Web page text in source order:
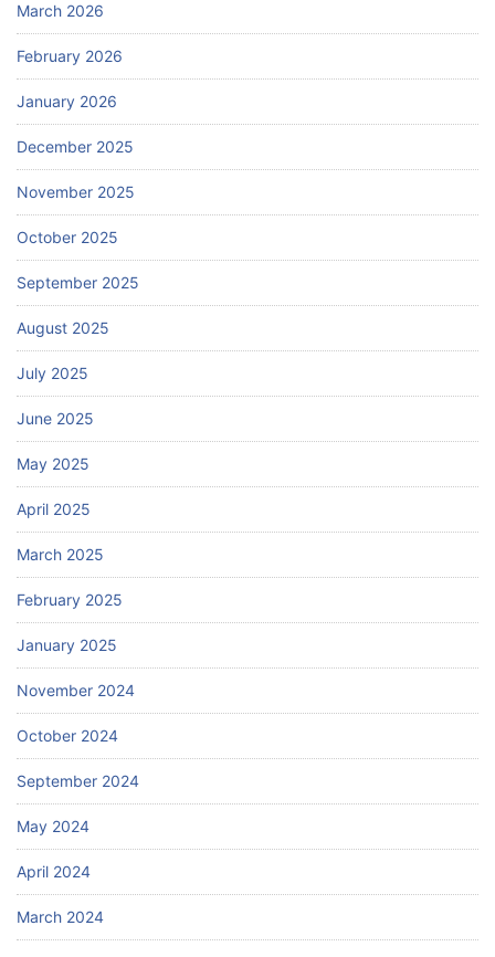
March 2026
February 2026
January 2026
December 2025
November 2025
October 2025
September 2025
August 2025
July 2025
June 2025
May 2025
April 2025
March 2025
February 2025
January 2025
November 2024
October 2024
September 2024
May 2024
April 2024
March 2024